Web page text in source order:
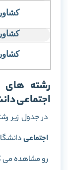
رشته های
اجتماعی
در جدول زیر
اجتماعی
رو مشاهده می